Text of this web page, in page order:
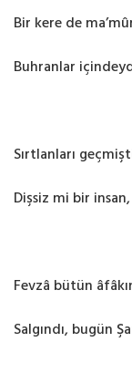
Bir kere de
Buhranlar
Sırtlanları
Dişsiz mi bir
Fevzâ bütün
Salgındı, bugün